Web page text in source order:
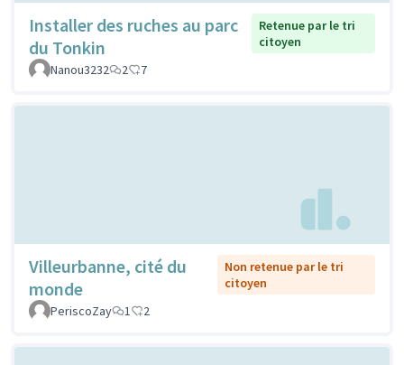
Installer des ruches au parc
du Tonkin
Retenue par le tri
citoyen
Nanou3232
2 7
Villeurbanne, cité du
monde
Non retenue par le tri
citoyen
PeriscoZay
1 2